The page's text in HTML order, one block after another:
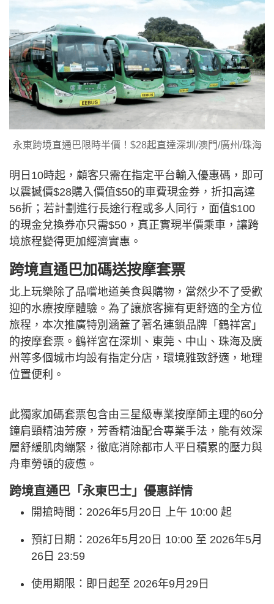
永東跨境直通巴限時半價！$28起直達深圳/澳門/廣州/珠海
明日10時起，顧客只需在指定平台輸入優惠碼，即可
以震撼價$28購入價值$50的車費現金券，折扣高達
56折；若計劃進行長途行程或多人同行，面值$100
的現金兌換券亦只需$50，真正實現半價乘車，讓跨
境旅程變得更加經濟實惠。
跨境直通巴加碼送按摩套票
北上玩樂除了品嚐地道美食與購物，當然少不了受歡
迎的水療按摩體驗。為了讓旅客擁有更舒適的全方位
旅程，本次推廣特別涵蓋了著名連鎖品牌「鶴祥宮」
的按摩套票。鶴祥宮在深圳、東莞、中山、珠海及廣
州等多個城市均設有指定分店，環境雅致舒適，地理
位置便利。
此獨家加碼套票包含由三星級專業按摩師主理的60分
鐘肩頸精油芳療，芳香精油配合專業手法，能有效深
層舒緩肌肉繃緊，徹底消除都市人平日積累的壓力與
舟車勞頓的疲憊。
跨境直通巴「永東巴士」優惠詳情
開搶時間：2026年5月20日 上午 10:00 起
預訂日期：2026年5月20日 10:00 至 2026年5月
26日 23:59
使用期限：即日起至 2026年9月29日